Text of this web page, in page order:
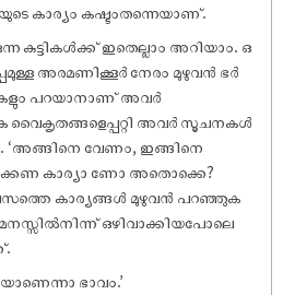
കാര്യം കഷ്ടംതന്നെയാണ്.
കുട്ടികൾക്ക് ഇതെല്ലാം അറിയാം. ഒ
അരമണിക്കൂർ നേരം മുഴുവൻ ഭർ
പറയാനാണ് അവർ
വൈകൃതങ്ങളെപ്പറ്റി അവർ സൂചനകൾ
‘അങ്ങിനെ വേണം, ഇങ്ങിനെ
കാര്യാ ണോ അതൊക്കെ?
കാര്യങ്ങൾ മുഴുവൻ പറഞ്ഞുക
ഒഴിവാക്കിയപോലെ
ഭാവം.’